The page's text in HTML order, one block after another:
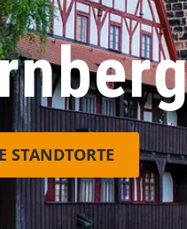
STANDTORTE